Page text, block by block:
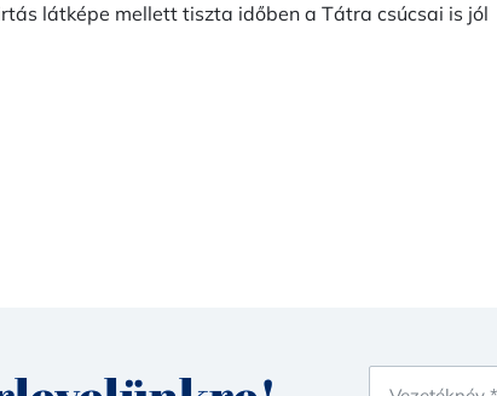
látképe mellett tiszta időben a Tátra csúcsai is jól